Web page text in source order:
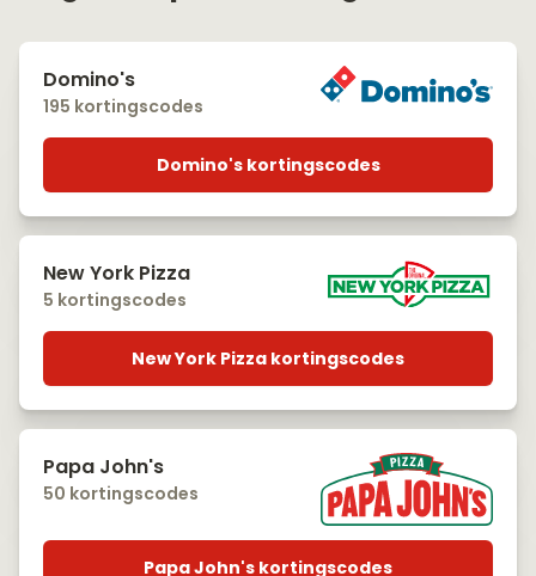
Domino's
195 kortingscodes
Domino's kortingscodes
New York Pizza
5 kortingscodes
New York Pizza kortingscodes
Papa John's
50 kortingscodes
Papa John's kortingscodes